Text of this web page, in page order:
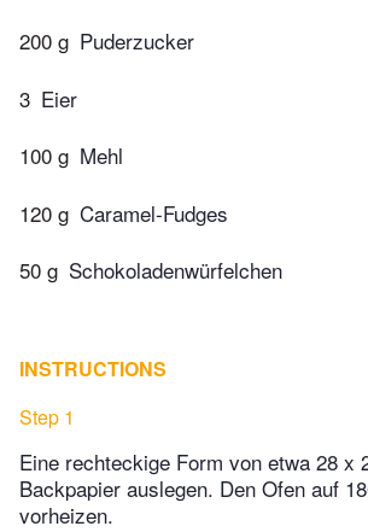
200 g Puderzucker
3 Eier
100 g Mehl
120 g Caramel-Fudges
50 g Schokoladenwürfelchen
INSTRUCTIONS
Step 1
Eine rechteckige Form von etwa 28 x
Backpapier auslegen. Den Ofen auf
vorheizen.